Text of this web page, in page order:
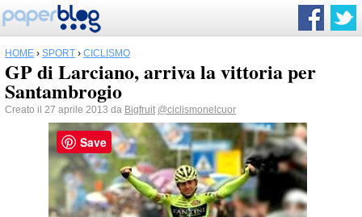
HOME › SPORT › CICLISMO
GP di Larciano, arriva la vittoria per
Santambrogio
Creato il 27 aprile 2013 da Bigfruit @ciclismonelcuor
Save